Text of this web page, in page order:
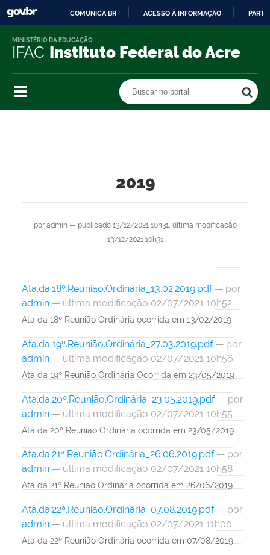
O
COMUNICA BR ACESSO À INFORMAÇÃO
IFAC Instituto Federal do Acre
MINISTÉRIO DA EDUCAÇÃO
Buscar no portal
2019
por admin— publicado13/12/2021 10h31, última modificação
13/12/2021 10h31
Ata.da.18º.Reunião.Ordinária_13.02.2019.pdf — por
admin — última modificação 02/07/2021 10h52
Ata da 18º Reunião Ordinária ocorrida em 13/02/2019
Ata.da.19º.Reunião.Ordinária_27.03.2019.pdf — por
admin — última modificação 02/07/2021 10h56
Ata da 19º Reunião Ordinária Ocorrida em 23/05/2019
Ata.da.20º.Reunião.Ordinária_23.05.2019.pdf — por
admin — última modificação 02/07/2021 10h55
Ata da 20º Reunião Ordinária ocorrida em 23/05/2019
Ata.da.21ª.Reunião.Ordinária_26.06.2019.pdf — por
admin — última modificação 02/07/2021 10h58
Ata da 21º Reunião Ordinária ocorrida em 26/06/2019
Ata.da.22ª.Reunião.Ordinária_07.08.2019.pdf — por
admin — última modificação 02/07/2021 11h00
Ata da 22º Reunião Ordinária ocorrida em 07/08/2019